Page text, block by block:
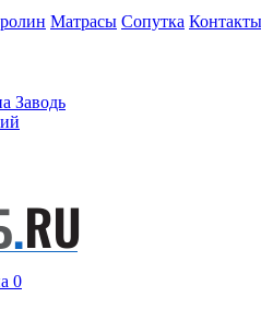
Матрасы Сопутка Контакты
Заводь
0